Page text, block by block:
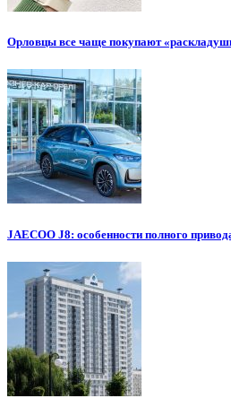
Орловцы все чаще покупают
JAECOO J8: особенности полного